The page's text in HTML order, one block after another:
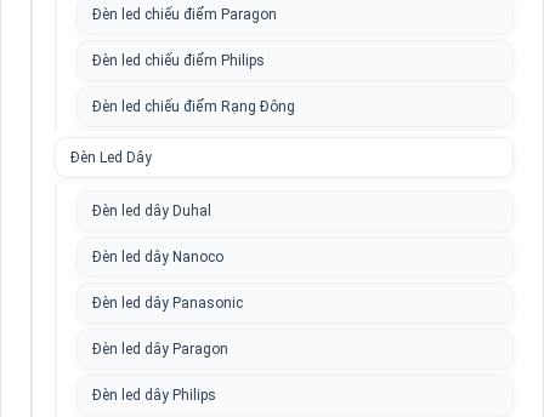
Đèn led chiếu điểm Paragon
Đèn led chiếu điểm Philips
Đèn led chiếu điểm Rạng Đông
Đèn Led Dây
Đèn led dây Duhal
Đèn led dây Nanoco
Đèn led dây Panasonic
Đèn led dây Paragon
Đèn led dây Philips